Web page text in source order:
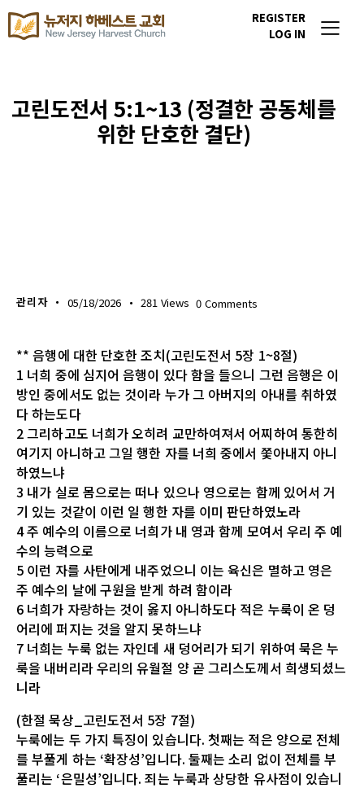
REGISTER
LOG IN
고린도전서 5:1~13 (정결한 공동체를
위한 단호한 결단)
관리자 05/18/2026 281 Views 0 Comments
** 음행에 대한 단호한 조치(고린도전서 5장 1~8절)
1 너희 중에 심지어 음행이 있다 함을 들으니 그런 음행은 이
방인 중에서도 없는 것이라 누가 그 아버지의 아내를 취하였
다 하는도다
2 그리하고도 너희가 오히려 교만하여져서 어찌하여 통한히
여기지 아니하고 그일 행한 자를 너희 중에서 쫓아내지 아니
하였느냐
3 내가 실로 몸으로는 떠나 있으나 영으로는 함께 있어서 거
기 있는 것같이 이런 일 행한 자를 이미 판단하였노라
4 주 예수의 이름으로 너희가 내 영과 함께 모여서 우리 주 예
수의 능력으로
5 이런 자를 사탄에게 내주었으니 이는 육신은 멸하고 영은
주 예수의 날에 구원을 받게 하려 함이라
6 너희가 자랑하는 것이 옳지 아니하도다 적은 누룩이 온 덩
어리에 퍼지는 것을 알지 못하느냐
7 너희는 누룩 없는 자인데 새 덩어리가 되기 위하여 묵은 누
룩을 내버리라 우리의 유월절 양 곧 그리스도께서 희생되셨느
니라
(한절 묵상_고린도전서 5장 7절)
누룩에는 두 가지 특징이 있습니다. 첫째는 적은 양으로 전체
를 부풀게 하는 ‘확장성’입니다. 둘째는 소리 없이 전체를 부
풀리는 ‘은밀성’입니다. 죄는 누룩과 상당한 유사점이 있습니